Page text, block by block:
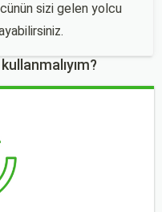
sizi gelen yolcu